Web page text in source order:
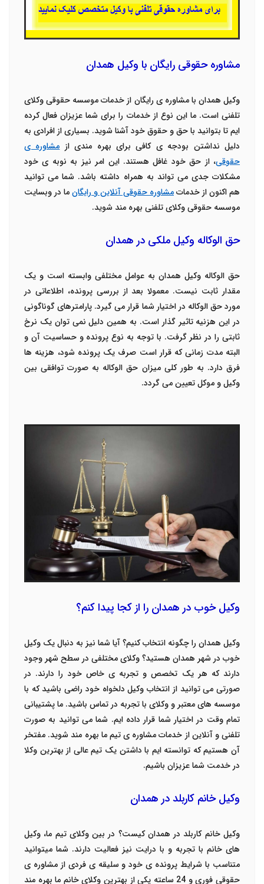
مشاوره حقوقی رایگان با وکیل همدان
وکیل همدان با مشاوره ی رایگان از خدمات موسسه حقوقی وکلای
تلفنی است. ما این نوع از خدمات را برای شما عزیزان فعال کرده
ایم تا بتوانید با حق و حقوق خود آشنا شوید. بسیاری از افرادی به
دلیل نداشتن بودجه ی کافی برای بهره مندی ازمشاوره ی
حقوقی، از حق خود غافل هستند. این امر نیز به نوبه ی خود
مشکلات جدی می تواند به همراه داشته باشد. شما می توانید
هم اکنون از خدماتمشاوره حقوقی آنلاین و رایگانما در وبسایت
موسسه حقوقی وکلای تلفنی بهره مند شوید.
حق الوکاله وکیل ملکی در همدان
حق الوکاله وکیل همدان به عوامل مختلفی وابسته است و یک
مقدار ثابت نیست. معمولا بعد از بررسی پرونده، اطلاعاتی در
مورد حق الوکاله در اختیار شما قرار می گیرد. پارامترهای گوناگونی
در این هزنیه تاثیر گذار است. به همین دلیل نمی توان یک نرخ
ثابتی را در نظر گرفت. با توجه به نوع پرونده و حساسیت آن و
البته مدت زمانی که قرار است صرف یک پرونده شود، هزینه ها
فرق دارد. به طور کلی میزان حق الوکاله به صورت توافقی بین
وکیل و موکل تعیین می گردد.
وکیل خوب در همدان را از کجا پیدا کنم؟
وکیل همدانرا چگونه انتخاب کنیم؟ آیا شما نیز به دنبال یک وکیل
خوب در شهر همدان هستید؟ وکلای مختلفی در سطح شهر وجود
دارند که هر یک تخصص و تجربه ی خاص خود را دارند. در
صورتی می توانید از انتخاب وکیل دلخواه خود راضی باشید که با
موسسه های معتبر و وکلای با تجربه در تماس باشید. ما پشتیبانی
تمام وقت در اختیار شما قرار داده ایم. شما می توانید به صورت
تلفنی و آنلاین از خدمات مشاوره ی تیم ما بهره مند شوید. مفتخر
آن هستیم که توانسته ایم با داشتن یک تیم عالی از بهترین وکلا
در خدمت شما عزیزان باشیم.
وکیل خانم کاربلد در همدان
وکیل خانم کاربلد در همدان کیست؟ در بین وکلای تیم ما، وکیل
های خانم با تجربه و با درایت نیز فعالیت دارند. شما میتوانید
متناسب با شرایط پرونده ی خود و سلیقه ی فردی از مشاوره ی
حقوقی فوری و 24 ساعته یکی از بهترین وکلای خانم ما بهره مند